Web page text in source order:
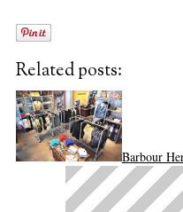
Related posts:
Barbour